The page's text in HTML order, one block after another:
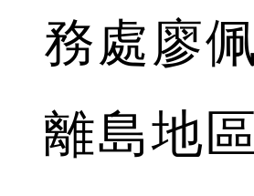
務處廖
離島地